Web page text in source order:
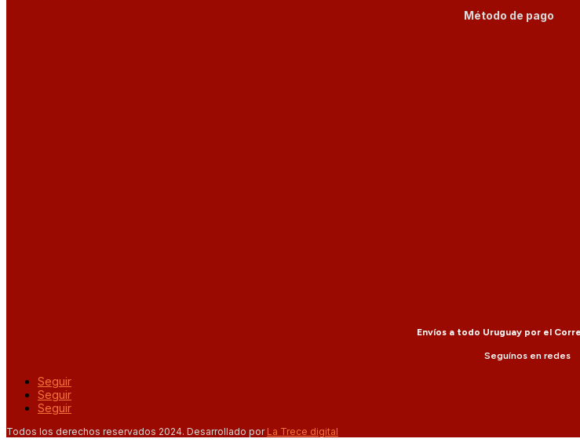
Método de pago
Envíos a todo Uruguay por el
Seguínos en redes
Seguir
Seguir
Seguir
Todos los derechos reservados 2024. Desarrollado por La Trece digital